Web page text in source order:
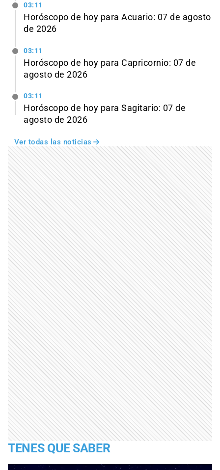
03:11
Horóscopo de hoy para Acuario: 07 de agosto
de 2026
03:11
Horóscopo de hoy para Capricornio: 07 de
agosto de 2026
03:11
Horóscopo de hoy para Sagitario: 07 de
agosto de 2026
Ver todas las noticias
TENES QUE SABER